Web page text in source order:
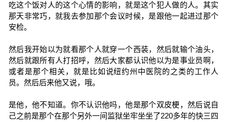
吃这个饭对人的这个心情的影响，就是这个犯人做的人。其实
那天非常巧，就我去参加那个会议时候，是跟他一起进过那个
安检。
然后我开始以为就看那个人就穿一个西装，然后就输个油头，
然后就跟所有人打招呼，然后大家都认识他以为是事业员啊，
或者是那个相关，就是比如说纽约州中医院的之类的工作人
员。然后后来他又说，哦。
是他，他不知道。你不认识他吗，他是那个双皮梗，然后说自
己之前是那个在那个另外一间监狱坐牢坐坐了220多年的快三四